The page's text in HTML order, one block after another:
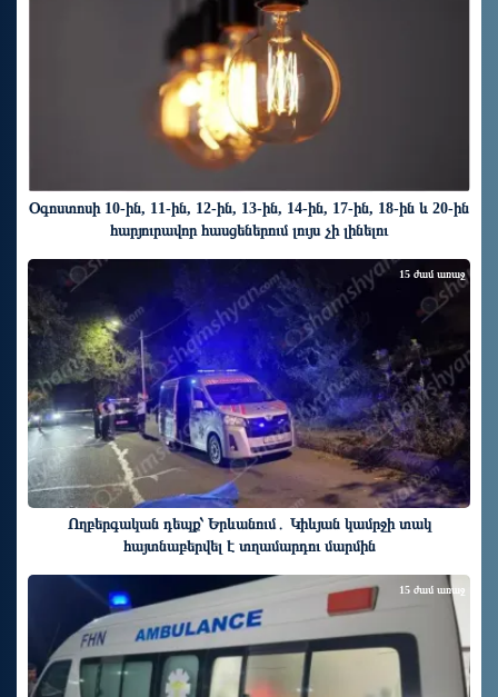
Օգոստոսի 10-ին, 11-ին, 12-ին, 13-ին, 14-ին, 17-ին, 18-ին և 20-ին
հարյուրավոր հասցեներում լույս չի լինելու
Ողբերգական դեպք՝ Երևանում․ Կիևյան կամրջի տակ
հայտնաբերվել է տղամարդու մարմին
15 ժամ առաջ
15 ժամ առաջ